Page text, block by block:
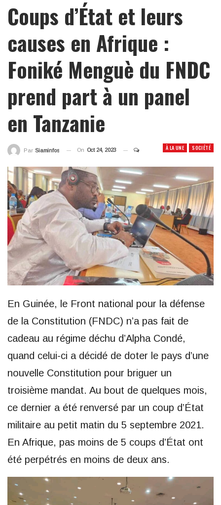
Coups d’État et leurs
causes en Afrique :
Foniké Menguè du FNDC
prend part à un panel
en Tanzanie
À LA UNE SOCIÉTÉ
Par Siaminfos On Oct 24, 2023
En Guinée, le Front national pour la défense
de la Constitution (FNDC) n’a pas fait de
cadeau au régime déchu d’Alpha Condé,
quand celui-ci a décidé de doter le pays d’une
nouvelle Constitution pour briguer un
troisième mandat. Au bout de quelques mois,
ce dernier a été renversé par un coup d’État
militaire au petit matin du 5 septembre 2021.
En Afrique, pas moins de 5 coups d’État ont
été perpétrés en moins de deux ans.